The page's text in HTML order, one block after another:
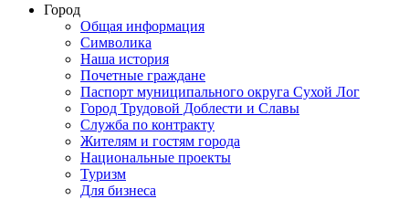
Город
Общая информация
Символика
Наша история
Почетные граждане
Паспорт муниципального округа Сухой Лог
Город Трудовой Доблести и Славы
Служба по контракту
Жителям и гостям города
Национальные проекты
Туризм
Для бизнеса